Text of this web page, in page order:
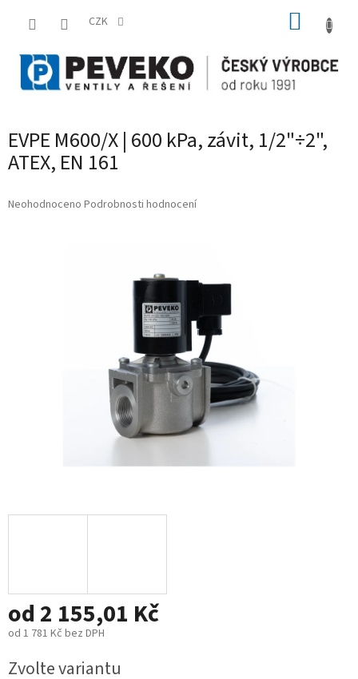
CZK
EVPE M600/X | 600 kPa, závit, 1/2"÷2",
ATEX, EN 161
Průměrné
Neohodnoceno Podrobnosti hodnocení
od 2 155,01 Kč
od 1 781 Kč bez DPH
cena:
Zvolte variantu